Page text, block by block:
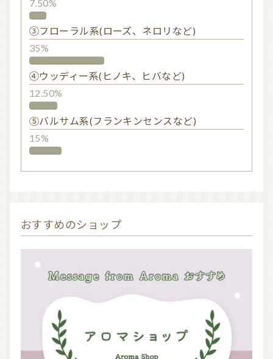
7.50%
③フローラル系(ローズ、ネロリなど)
35%
④ウッディー系(ヒノキ、ヒバなど)
12.50%
⑤バルサム系(フランキンセンスなど)
15%
おすすめのショップ